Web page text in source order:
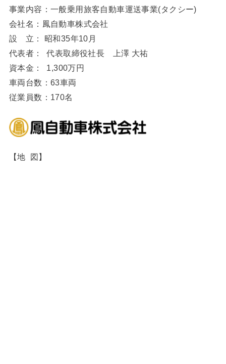
事業内容：一般乗用旅客自動車運送事業(タクシー)
会社名：鳳自動車株式会社
設 立： 昭和35年10月
代表者： 代表取締役社長 上澤 大祐
資本金： 1,300万円
車両台数：63車両
従業員数：170名
【地 図】